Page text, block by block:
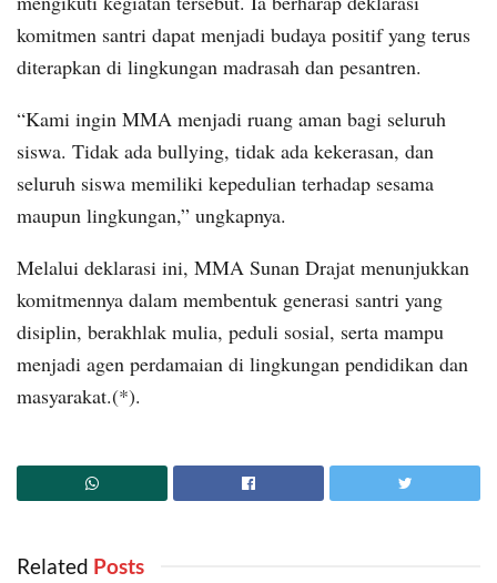
komitmen santri dapat menjadi budaya positif yang terus
diterapkan di lingkungan madrasah dan pesantren.
“Kami ingin MMA menjadi ruang aman bagi seluruh
siswa. Tidak ada bullying, tidak ada kekerasan, dan
seluruh siswa memiliki kepedulian terhadap sesama
maupun lingkungan,” ungkapnya.
Melalui deklarasi ini, MMA Sunan Drajat menunjukkan
komitmennya dalam membentuk generasi santri yang
disiplin, berakhlak mulia, peduli sosial, serta mampu
menjadi agen perdamaian di lingkungan pendidikan dan
masyarakat.(*).
Related ‎ Posts